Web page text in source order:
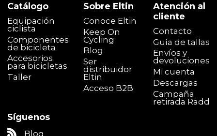
Catálogo
Equipación
ciclista
Componentes
de bicicleta
Accesorios
para bicicletas
Taller
Sobre Eltin
Conoce Eltin
Keep On
Cycling
Blog
Ser
distribuidor
Eltin
Acceso B2B
Atención al
cliente
Contacto
Guía de tallas
Envíos y
devoluciones
Mi cuenta
Descargas
Campaña
retirada Radd
Síguenos
Blog